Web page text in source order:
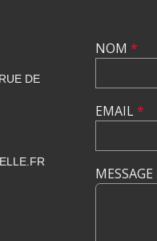
DE
NOM *
EMAIL*
MESSAGE